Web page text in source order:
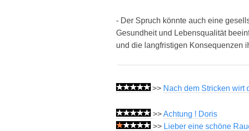
- Der Spruch könnte auch eine
Gesundheit und Lebensqualität
und die langfristigen Konsequenzen
>> Nach dem Stricken wirt
>>Achtung ! Doris
>> Lieber eine schöne